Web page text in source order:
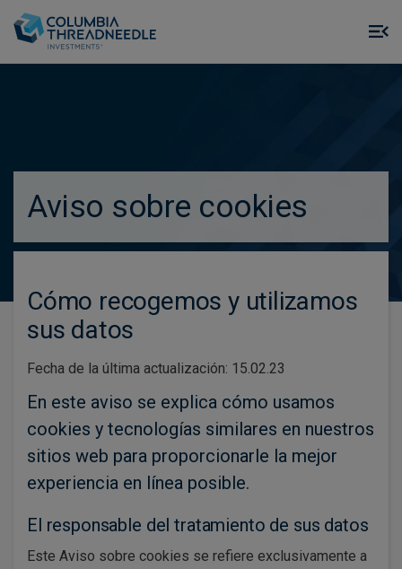
Aviso sobre cookies
Cómo recogemos y utilizamos
sus datos
Fecha de la última actualización: 15.02.23
En este aviso se explica cómo usamos
cookies y tecnologías similares en nuestros
sitios web para proporcionarle la mejor
experiencia en línea posible.
El responsable del tratamiento de sus datos
Este Aviso sobre cookies se refiere exclusivamente a